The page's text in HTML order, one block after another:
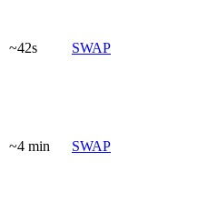
~42s SWAP
~4 min SWAP